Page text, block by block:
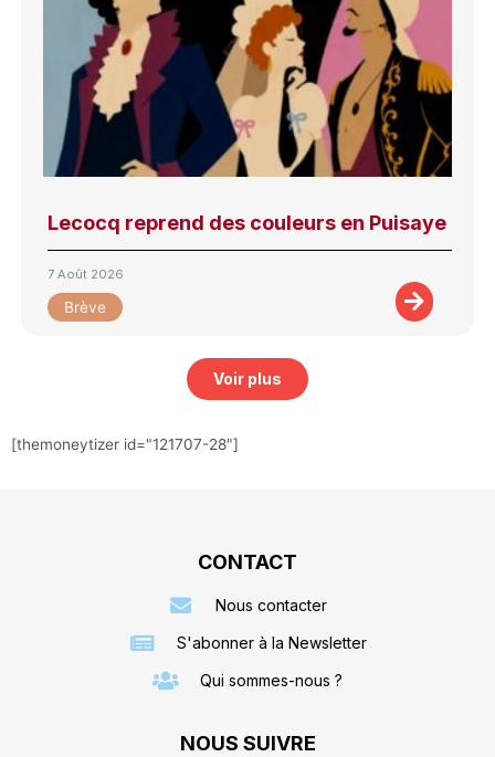
Lecocq reprend des couleurs en Puisaye
7 Août 2026
Brève
Voir plus
[themoneytizer id="121707-28"]
CONTACT
Nous contacter
S'abonner à la Newsletter
Qui sommes-nous ?
NOUS SUIVRE